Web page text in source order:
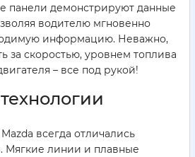
панели демонстрируют данные
водителю мгновенно
информацию. Неважно,
за скоростью, уровнем топлива
– все под рукой!
всегда отличались
Мягкие линии и плавные